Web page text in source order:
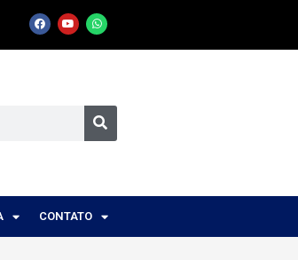
CONTATO